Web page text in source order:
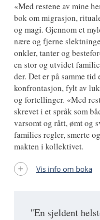
"En sjeldent
«Med restene av mine
bok om migrasjon,
og magi. Gjennom et
nære og fjerne
onkler, tanter og
en stor og utvidet
der. Det er på samme tid
konfrontasjon, fylt av
og fortellinger. «Med
skrevet i et språk som
varsomt og rått, ømt og
families regler, smerte
makten i kollektivet.
Vis info om boka